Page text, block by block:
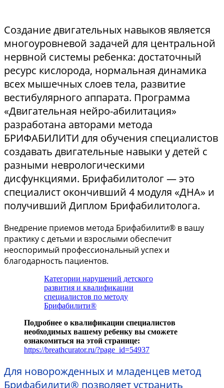
Создание двигательных навыков является
многоуровневой задачей для центральной
нервной системы ребенка: достаточный
ресурс кислорода, нормальная динамика
всех мышечных слоев тела, развитие
вестибулярного аппарата. Программа
«Двигательная нейро-абилитация»
разработана авторами метода
БРИФАБИЛИТИ для обучения специалистов
создавать двигательные навыки у детей с
разными неврологическими
дисфункциями. Брифабилитолог — это
специалист окончивший 4 модуля «ДНА» и
получивший Диплом Брифабилитолога.
Внедрение приемов метода Брифабилити® в вашу
практику с детьми и взрослыми обеспечит
неоспоримый профессиональный успех и
благодарность пациентов.
Категории нарушений детского
развития и квалификации
специалистов по методу
Брифабилити®
Подробнее о квалификации специалистов
необходимых вашему ребенку вы сможете
ознакомиться на этой странице:
https://breathcurator.ru/?page_id=54937
Для новорожденных и младенцев метод
Брифабилити® позволяет устранить